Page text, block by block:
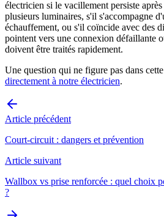
électricien si le vacillement persiste
plusieurs luminaires, s'il s'accompagne
échauffement, ou s'il coïncide avec des
pointent vers une connexion défaillante
doivent être traités rapidement.
Une question qui ne figure pas dans
directement à notre électricien.
Article précédent
Court-circuit : dangers et prévention
Article suivant
Wallbox vs prise renforcée : quel choix
?